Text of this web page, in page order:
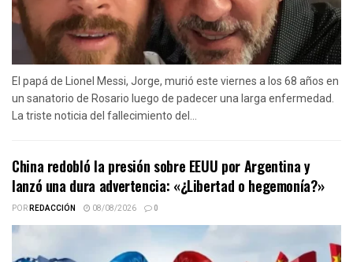
El papá de Lionel Messi, Jorge, murió este viernes a los 68 años en
un sanatorio de Rosario luego de padecer una larga enfermedad.
La triste noticia del fallecimiento del...
China redobló la presión sobre EEUU por Argentina y
lanzó una dura advertencia: «¿Libertad o hegemonía?»
PORREDACCIÓN 08/08/2026 0